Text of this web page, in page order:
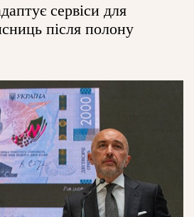
сервіси для
після полону